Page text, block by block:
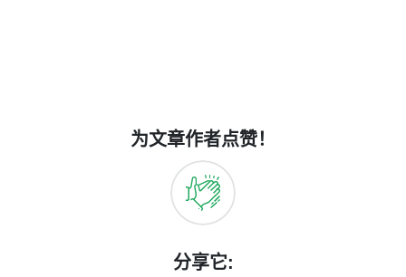
为文章作者点赞！
分享它: